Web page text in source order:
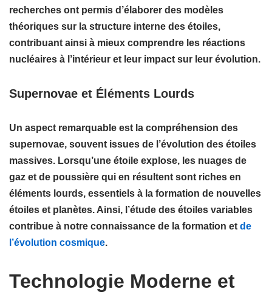
recherches ont permis d’élaborer des modèles
théoriques sur la structure interne des étoiles,
contribuant ainsi à mieux comprendre les réactions
nucléaires à l’intérieur et leur impact sur leur évolution.
Supernovae et Éléments Lourds
Un aspect remarquable est la compréhension des
supernovae, souvent issues de l’évolution des étoiles
massives. Lorsqu’une étoile explose, les nuages de
gaz et de poussière qui en résultent sont riches en
éléments lourds, essentiels à la formation de nouvelles
étoiles et planètes. Ainsi, l’étude des étoiles variables
contribue à notre connaissance de la formation et de
l’évolution cosmique.
Technologie Moderne et